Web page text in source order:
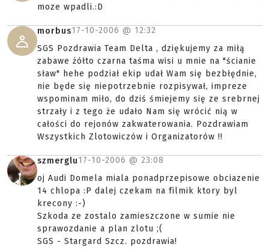
moze wpadli.:D
morbus17-10-2006 @ 12:32
SGS Pozdrawia Team Delta , dziękujemy za miłą
zabawe żółto czarna taśma wisi u mnie na "ścianie
sław" hehe podział ekip udał Wam się bezbłędnie,
nie będe się niepotrzebnie rozpisywał, impreze
wspominam miło, do dziś śmiejemy się ze srebrnej
strzały i z tego że udało Nam się wrócić nią w
całości do rejonów zakwaterowania. Pozdrawiam
Wszystkich Zlotowiczów i Organizatorów !!
szmerglu17-10-2006 @ 23:08
oj Audi Domela miala ponadprzepisowe obciazenie
14 chlopa :P dalej czekam na filmik ktory byl
krecony :-)
Szkoda ze zostalo zamieszczone w sumie nie
sprawozdanie a plan zlotu ;(
SGS - Stargard Szcz. pozdrawia!